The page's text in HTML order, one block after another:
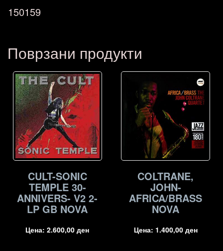
150159
Поврзани продукти
CULT-SONIC
TEMPLE 30-
ANNIVERS- V2 2-
LP GB NOVA
Цена:2.600,00ден
COLTRANE,
JOHN-
AFRICA/BRASS
NOVA
Цена: 1.400,00 ден